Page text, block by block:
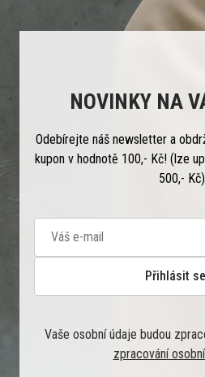
NOVINKY NA
Odebírejte náš newsletter a
kupon v hodnotě 100,- Kč! (lze
500,- Kč)
Přihlásit se
Vaše osobní údaje budou
zpracování